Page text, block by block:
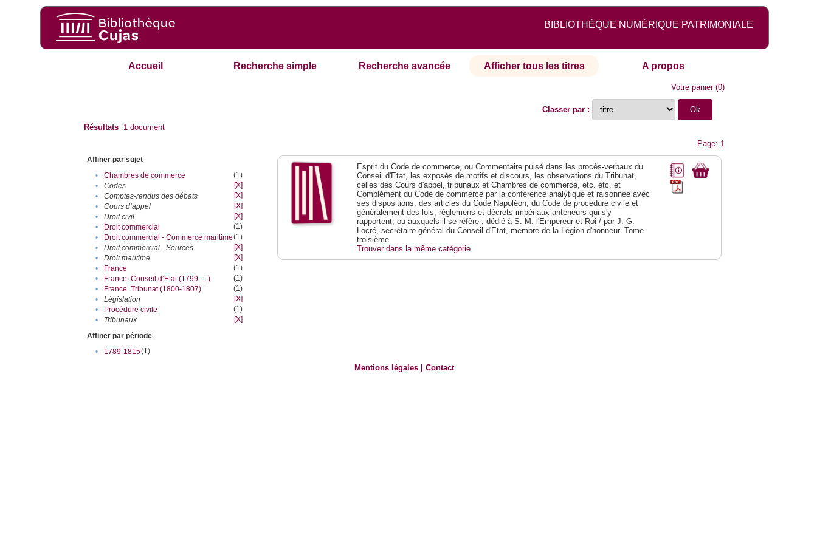
BIBLIOTHÈQUE NUMÉRIQUE PATRIMONIALE
Accueil Recherche simple Recherche avancée Afficher tous les titres A propos
Votre panier(0)
Classer par :
Résultats 1 document
Page: 1
Affiner par sujet
•
Chambres de commerce
(1)
•
Codes
[X]
•
Comptes-rendus des débats
[X]
•
Cours d’appel
[X]
•
Droit civil
[X]
•
Droit commercial
(1)
•
Droit commercial - Commerce maritime(1)
•
Droit commercial - Sources
[X]
•
Droit maritime
[X]
•
France
(1)
•
France. Conseil d’Etat (1799-....)
(1)
•
France. Tribunat (1800-1807)
(1)
•
Législation
[X]
•
Procédure civile
(1)
•
Tribunaux
[X]
Affiner par période
•
1789-1815(1)
Esprit du Code de commerce, ou Commentaire puisé dans les procès-verbaux du
Conseil d'Etat, les exposés de motifs et discours, les observations du Tribunat,
celles des Cours d'appel, tribunaux et Chambres de commerce, etc. etc. et
Complément du Code de commerce par la conférence analytique et raisonnée avec
ses dispositions, des articles du Code Napoléon, du Code de procédure civile et
généralement des lois, réglemens et décrets impériaux antérieurs qui s'y
rapportent, ou auxquels il se réfère ; dédié à S. M. l'Empereur et Roi / par J.-G.
Locré, secrétaire général du Conseil d'Etat, membre de la Légion d'honneur. Tome
troisième
Trouver dans la même catégorie
Mentions légales |Contact